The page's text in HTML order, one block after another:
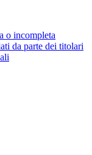
o incompleta
da parte dei titolari